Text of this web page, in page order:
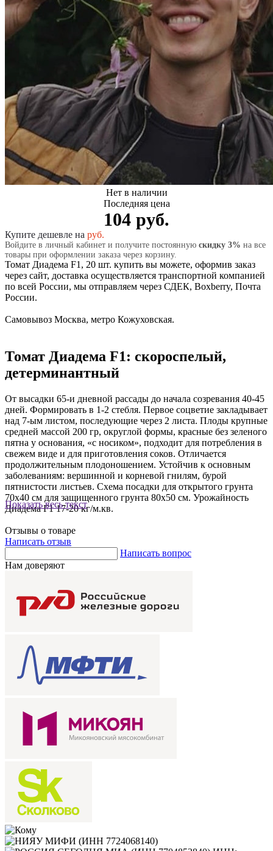
Нет в наличии
Последняя цена
104 руб.
Купите дешевле на руб.
Войдите в личный кабинет и получите постоянную скидку 3% на все
товары при оформлении заказа через корзину.
Томат Диадема F1, 20 шт. купить вы можете, оформив заказ
через сайт, доставка осуществляется транспортной компанией
по всей России, мы отправляем через СДЕК, Boxberry, Почта
России.
Показать весь текст
Самовывоз Москва, метро Кожуховская.
Томат Диадема F1: скороспелый,
детерминантный
От высадки 65-и дневной рассады до начала созревания 40-45
дней. Формировать в 1-2 стебля. Первое соцветие закладывает
над 7-ым листом, последующие через 2 листа. Плоды крупные
средней массой 200 гр, округлой формы, красные без зеленого
пятна у основания, «с носиком», подходит для потребления в
свежем виде и для приготовления соков. Отличается
продолжительным плодоношением. Устойчив к основным
заболеваниям: вершинной и корневой гнилям, бурой
пятнистости листьев. Схема посадки для открытого грунта
70х40 см для защищенного грунта 80х50 см. Урожайность
Диадема F1 17-20 кг/м.кв.
Отзывы о товаре
Написать отзыв
Написать вопрос
Нам доверяют